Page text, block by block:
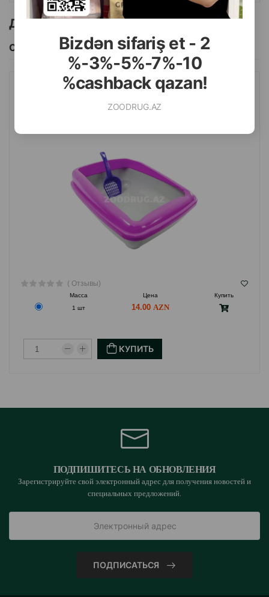
Bizdən sifariş et - 2
%-3%-5%-7%-10
%cashback qazan!
ZOODRUG.AZ
Страна производитель: Турция.
Другие товоры бренда
Смотреть Все
ЛОТОК ДЛЯ КОШЕК С БОРТИКОМ И ЛОПАТКОЙ. ЦВЕТ:
МАЛИНОВЫЙ. РАЗМЕР: 50Х35 СМ.
( Отзывы)
Масса Цена
Купить
1 шт
14.00
КУПИТЬ
ПОДПИШИТЕСЬ НА ОБНОВЛЕНИЯ
Зарегистрируйте свой электронный адрес для получения новостей и
специальных предложений.
ПОДПИСАТЬСЯ